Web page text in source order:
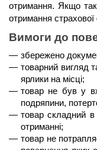
отримання. Якщо
отримання
Вимоги до
збережено
товарний вигляд
ярлики на місці;
товар не був у
подряпини,
товар складний
отриманні;
товар не